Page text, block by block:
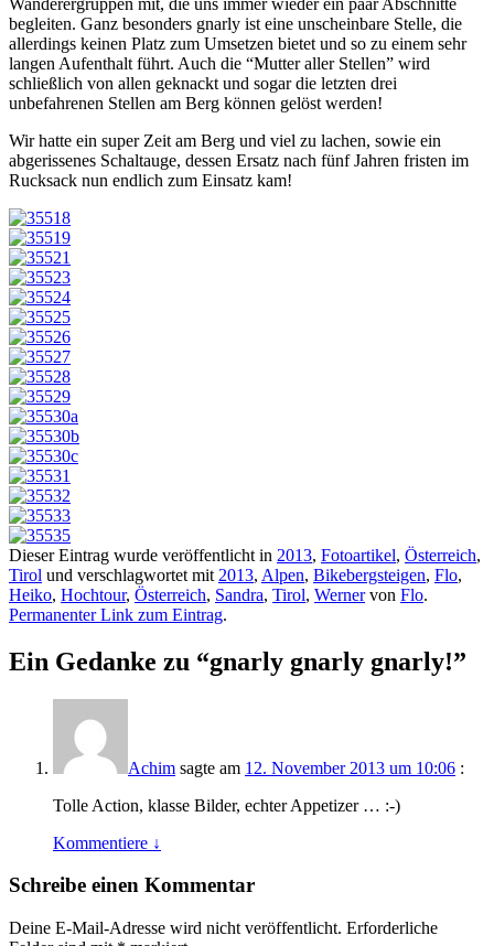
begleiten. Ganz besonders gnarly ist eine unscheinbare Stelle, die
allerdings keinen Platz zum Umsetzen bietet und so zu einem sehr
langen Aufenthalt führt. Auch die “Mutter aller Stellen” wird
schließlich von allen geknackt und sogar die letzten drei
unbefahrenen Stellen am Berg können gelöst werden!
Wir hatte ein super Zeit am Berg und viel zu lachen, sowie ein
abgerissenes Schaltauge, dessen Ersatz nach fünf Jahren fristen im
Rucksack nun endlich zum Einsatz kam!
Dieser Eintrag wurde veröffentlicht in 2013, Fotoartikel, Österreich,
Tirol und verschlagwortet mit 2013, Alpen, Bikebergsteigen, Flo,
Heiko, Hochtour, Österreich, Sandra, Tirol, Wernervon Flo.
Permanenter Link zum Eintrag.
Ein Gedanke zu “gnarly gnarly gnarly!”
Achim sagte am 12. November 2013 um 10:06 :
Tolle Action, klasse Bilder, echter Appetizer … :-)
Kommentiere ↓
Schreibe einen Kommentar
Deine E-Mail-Adresse wird nicht veröffentlicht. Erforderliche